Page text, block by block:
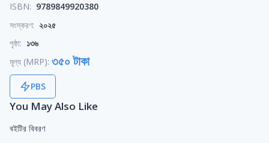
ISBN: 9789849920380
সংস্করণ: ২০২৫
পৃষ্ঠা: ১৩৬
মূল্য (MRP): ৩৫০ টাকা
PBS
You May Also Like
বইটির বিবরণ